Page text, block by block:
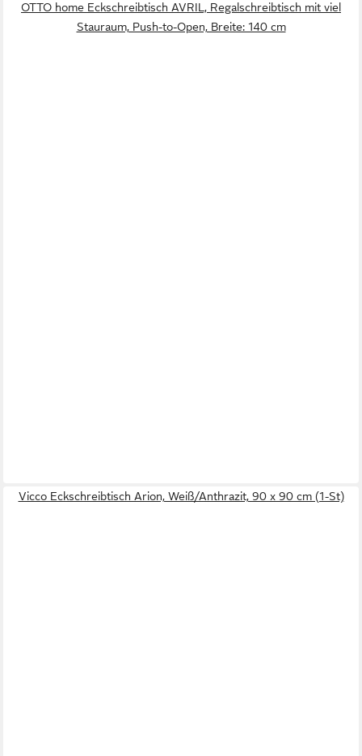
OTTO home Eckschreibtisch AVRIL, Regalschreibtisch mit viel
Stauraum, Push-to-Open, Breite: 140 cm
Vicco Eckschreibtisch Arion, Weiß/Anthrazit, 90 x 90 cm (1-St)